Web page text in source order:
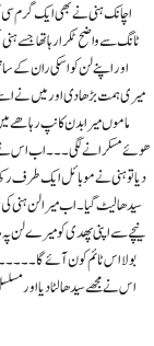
اچانک ہنی نے بھی ایک گرم سی
ٹانگ سے واضح ٹکرا رہا تھا جسے
اور اپنے لن کو اسکی ران کے
میری ہمت بڑھا دی اور میں نے اسے
ماموں میرا بدن کانپ رہا ھے
ھوئے مسکرانے لگی ۔۔۔ اب اس نے
دیا تو ہنی نے موبائل ایک طرف
سیدھا لیٹ گیا ۔ اب میرا لن ہنی
نیچے سے اپنی پھدی کو میرے لن پہ
بولا اس ٹائم کون آئے گا ۔ ۔ ۔ ۔
اس نے مجھے سیدھا لٹا دیا اور